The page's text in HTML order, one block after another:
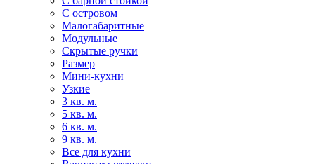
С островом
Малогабаритные
Модульные
Скрытые ручки
Размер
Мини-кухни
Узкие
3 кв. м.
5 кв. м.
6 кв. м.
9 кв. м.
Все для кухни